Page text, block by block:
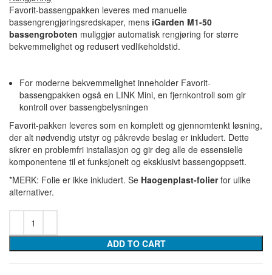
Favorit-bassengpakken leveres med manuelle
bassengrengjøringsredskaper, mens iGarden M1-50
bassengroboten muliggjør automatisk rengjøring for større
bekvemmelighet og redusert vedlikeholdstid.
For moderne bekvemmelighet inneholder Favorit-
bassengpakken også en LINK Mini, en fjernkontroll som gir
kontroll over bassengbelysningen
Favorit-pakken leveres som en komplett og gjennomtenkt løsning,
der alt nødvendig utstyr og påkrevde beslag er inkludert. Dette
sikrer en problemfri installasjon og gir deg alle de essensielle
komponentene til et funksjonelt og eksklusivt bassengoppsett.
*MERK: Folie er ikke inkludert. Se Haogenplast-folierfor ulike
alternativer.
ADD TO CART